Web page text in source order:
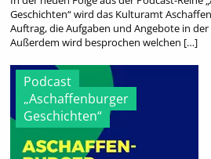
Geschichten“ wird das Kulturamt
Auftrag, die Aufgaben und Angebote in
Außerdem wird besprochen welchen […]
Podcast
„Aschaffenburger
Geschichten“